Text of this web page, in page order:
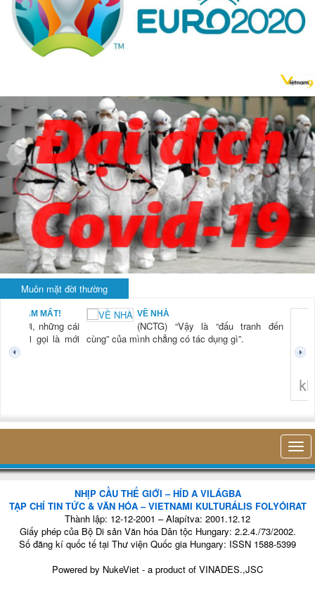
Muôn mặt đời thường
NAM MẤT!
“Xời, những cái
mới gọi là mới
VỀ NHÀ
(NCTG) “Vậy là “đấu tranh đến
cùng” của mình chẳng có tác dụng gì”.
NHỊP CẦU THẾ GIỚI – HÍD A VILÁGBA
TẠP CHÍ TIN TỨC & VĂN HÓA – VIETNAMI KULTURÁLIS FOLYÓIRAT
Thành lập: 12-12-2001 – Alapítva: 2001.12.12
Giấy phép của Bộ Di sản Văn hóa Dân tộc Hungary: 2.2.4./73/2002.
Số đăng kí quốc tế tại Thư viện Quốc gia Hungary: ISSN 1588-5399
Powered by NukeViet - a product of VINADES.,JSC